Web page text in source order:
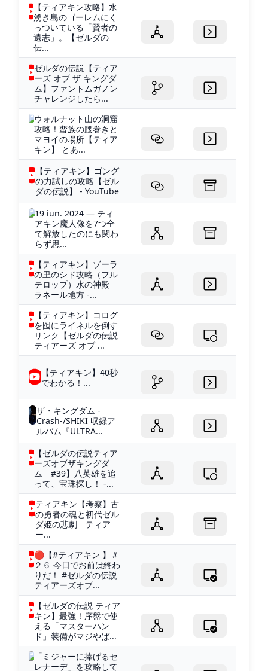
【ティアキン攻略】水
湧き島のゴーレムにく
っついている「賢者の
遺志」。【ゼルダの
伝...
ゼルダの伝説【ティア
ーズ オブ ザ キングダ
ム】ファントムガノン
チャレンジしたら...
ウォルナット山の洞窟
攻略！蛮族の腰巻きと
マヨイの場所【ティア
キン】 とあ...
【ティアキン】ゴング
の力試しの攻略【ゼル
ダの伝説】 - YouTube
19 iun. 2024 — ティ
アキン魔人像を7つ全
て解放したのにも関わ
らず思...
【ティアキン】ゾーラ
の里のシド攻略（フル
テロップ）水の神殿
ラネール地方 -...
【ティアキン】コログ
を囮にライネルを倒す
リンク【ゼルダの伝説
ティアーズ オブ ...
【ティアキン】40秒
でわかる！...
ザ・キングダム -
Crash-/SHIKI 収録ア
ルバム『ULTRA...
【ゼルダの伝説ティア
ーズオブザキングダ
ム #39】八英雄を追
って、宝珠探し！ -...
ティアキン【考察】古
の勇者の魂と初代ゼル
ダ姫の悲劇 ティア
ー...
🔴【#ティアキン 】＃
２６ 今日でお前は終わ
りだ！ #ゼルダの伝説
ティアーズオブ...
【ゼルダの伝説 ティア
キン】最強！序盤で使
える「マスターハン
ド」装備がマジやば...
「ミジャーに捧げるセ
レナーデ」を攻略して